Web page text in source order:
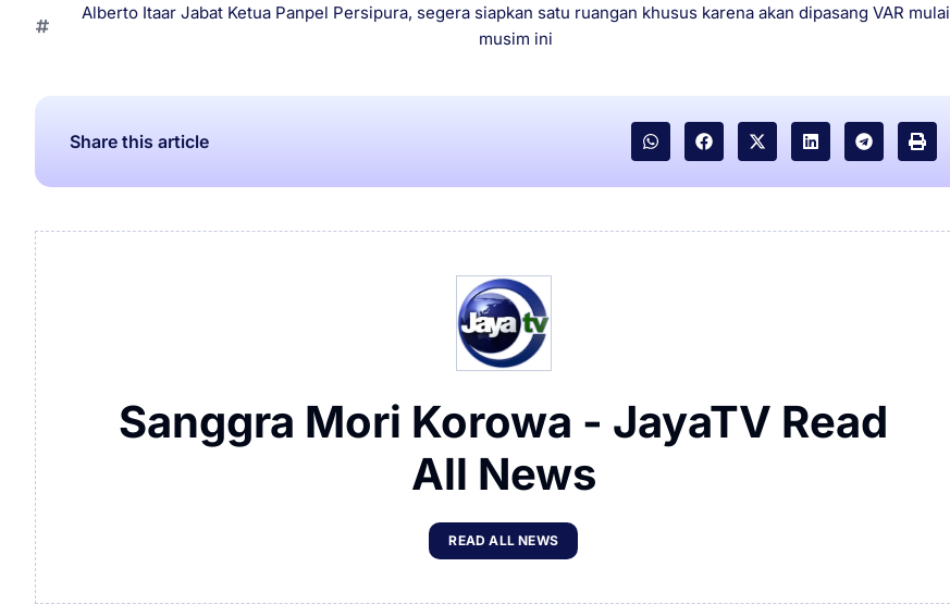
Alberto Itaar Jabat Ketua Panpel Persipura, segera siapkan satu ruangan khusus karena akan dipasang VAR mulai
musim ini
Share this article
Sanggra Mori Korowa - JayaTV Read
All News
READ ALL NEWS